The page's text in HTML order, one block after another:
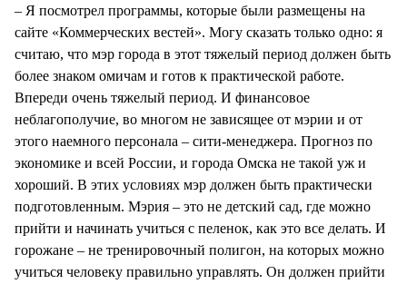
– Я посмотрел программы, которые были размещены на
сайте «Коммерческих вестей». Могу сказать только одно: я
считаю, что мэр города в этот тяжелый период должен быть
более знаком омичам и готов к практической работе.
Впереди очень тяжелый период. И финансовое
неблагополучие, во многом не зависящее от мэрии и от
этого наемного персонала – сити-менеджера. Прогноз по
экономике и всей России, и города Омска не такой уж и
хороший. В этих условиях мэр должен быть практически
подготовленным. Мэрия – это не детский сад, где можно
прийти и начинать учиться с пеленок, как это все делать. И
горожане – не тренировочный полигон, на которых можно
учиться человеку правильно управлять. Он должен прийти